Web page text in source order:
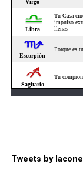
Tweets by